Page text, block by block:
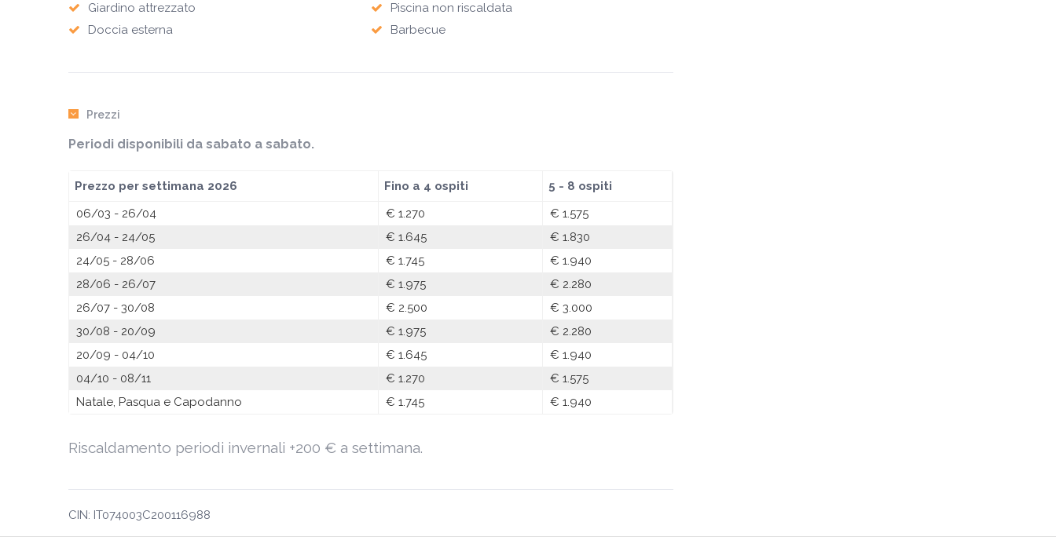
Giardino attrezzato
Piscina non riscaldata
Doccia esterna
Barbecue
Prezzi
Periodi disponibili da sabato a sabato.
Prezzo per settimana 2026 Fino a 4 ospiti
5 - 8 ospiti
06/03 - 26/04
€ 1.270
€ 1.575
26/04 - 24/05
€ 1.645
€ 1.830
24/05 - 28/06
€ 1.745
€ 1.940
28/06 - 26/07
€ 1.975
€ 2.280
26/07 - 30/08
€ 2.500
€ 3.000
30/08 - 20/09
€ 1.975
€ 2.280
20/09 - 04/10
€ 1.645
€ 1.940
04/10 - 08/11
€ 1.270
€ 1.575
Natale, Pasqua e Capodanno
€ 1.745 € 1.940
Riscaldamento periodi invernali +200 € a settimana.
CIN: IT074003C200116988